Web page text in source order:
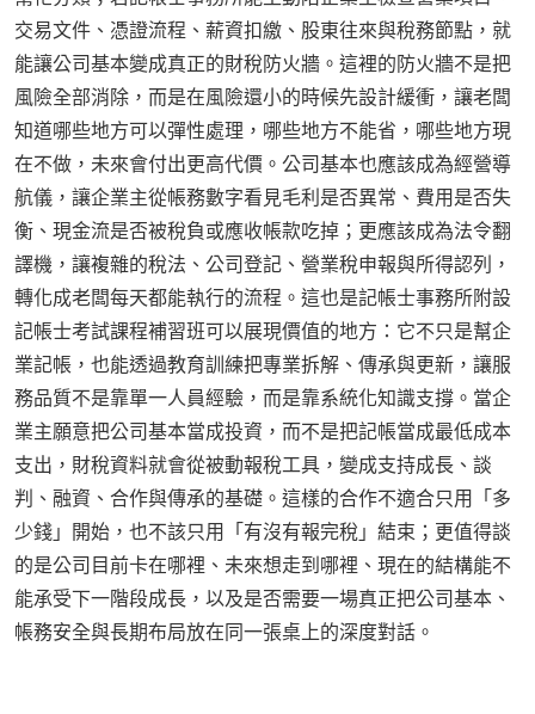
交易文件、憑證流程、薪資扣繳、股東往來與稅務節點，就
能讓公司基本變成真正的財稅防火牆。這裡的防火牆不是把
風險全部消除，而是在風險還小的時候先設計緩衝，讓老闆
知道哪些地方可以彈性處理，哪些地方不能省，哪些地方現
在不做，未來會付出更高代價。公司基本也應該成為經營導
航儀，讓企業主從帳務數字看見毛利是否異常、費用是否失
衡、現金流是否被稅負或應收帳款吃掉；更應該成為法令翻
譯機，讓複雜的稅法、公司登記、營業稅申報與所得認列，
轉化成老闆每天都能執行的流程。這也是記帳士事務所附設
記帳士考試課程補習班可以展現價值的地方：它不只是幫企
業記帳，也能透過教育訓練把專業拆解、傳承與更新，讓服
務品質不是靠單一人員經驗，而是靠系統化知識支撐。當企
業主願意把公司基本當成投資，而不是把記帳當成最低成本
支出，財稅資料就會從被動報稅工具，變成支持成長、談
判、融資、合作與傳承的基礎。這樣的合作不適合只用「多
少錢」開始，也不該只用「有沒有報完稅」結束；更值得談
的是公司目前卡在哪裡、未來想走到哪裡、現在的結構能不
能承受下一階段成長，以及是否需要一場真正把公司基本、
帳務安全與長期布局放在同一張桌上的深度對話。